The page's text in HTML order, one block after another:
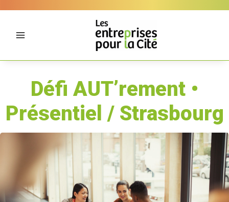
Défi AUT’rement •
Présentiel / Strasbourg